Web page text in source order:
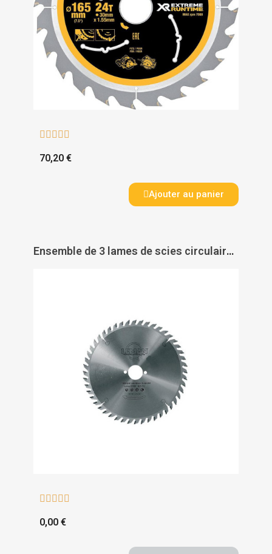
    
70,20 €
Ajouter au panier
Ensemble de 3 lames de scies circulaires carbure HM Ø 230 mm - LEMAN
    
0,00 €